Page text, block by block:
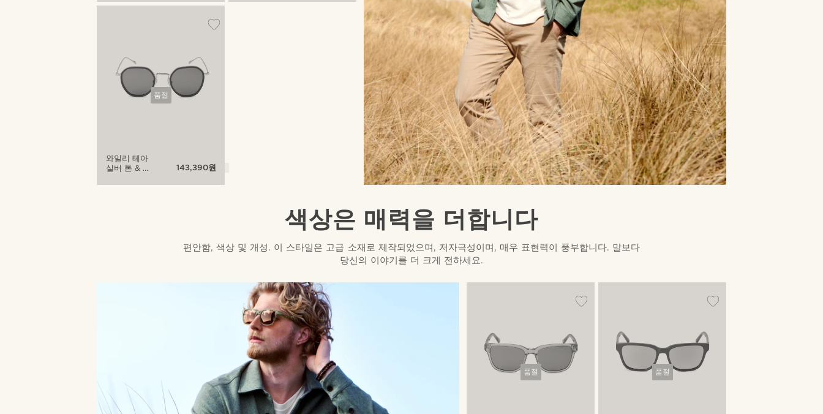
라스
품절
와일리 테아
실버 톤 & 그
라스
143,390원
트 편광 선글
색상은 매력을 더합니다
편안함, 색상 및 개성. 이 스타일은 고급 소재로 제작되었으며, 저자극성이며, 매우 표현력이 풍부합니다. 말보다
당신의 이야기를 더 크게 전하세요.
품절 품절